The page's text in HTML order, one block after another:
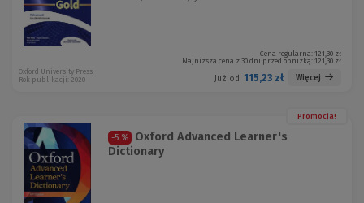
Cena regularna: 121,30 zł
Najniższa cena z 30 dni przed obniżką: 121,30 zł
Już od: 115,23 zł Więcej
Oxford University Press
Rok publikacji: 2020
Promocja!
-5 %
Oxford Advanced Learner's
Dictionary